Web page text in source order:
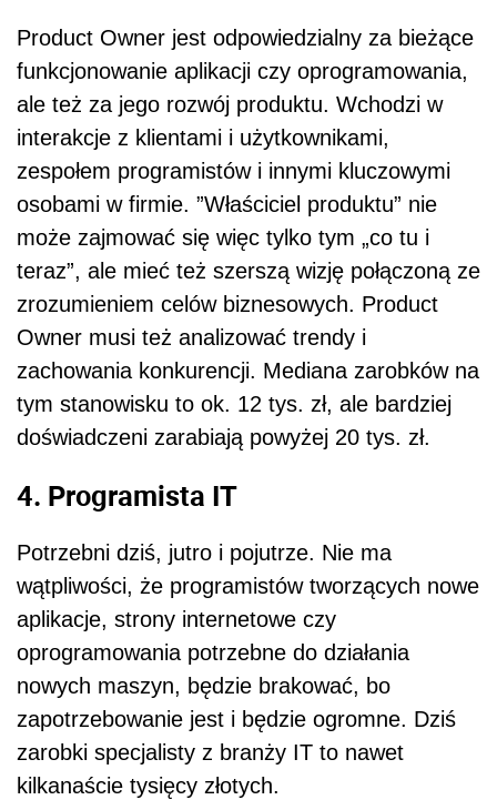
Product Owner jest odpowiedzialny za bieżące
funkcjonowanie aplikacji czy oprogramowania,
ale też za jego rozwój produktu. Wchodzi w
interakcje z klientami i użytkownikami,
zespołem programistów i innymi kluczowymi
osobami w firmie. ”Właściciel produktu” nie
może zajmować się więc tylko tym „co tu i
teraz”, ale mieć też szerszą wizję połączoną ze
zrozumieniem celów biznesowych. Product
Owner musi też analizować trendy i
zachowania konkurencji. Mediana zarobków na
tym stanowisku to ok. 12 tys. zł, ale bardziej
doświadczeni zarabiają powyżej 20 tys. zł.
4. Programista IT
Potrzebni dziś, jutro i pojutrze. Nie ma
wątpliwości, że programistów tworzących nowe
aplikacje, strony internetowe czy
oprogramowania potrzebne do działania
nowych maszyn, będzie brakować, bo
zapotrzebowanie jest i będzie ogromne. Dziś
zarobki specjalisty z branży IT to nawet
kilkanaście tysięcy złotych.